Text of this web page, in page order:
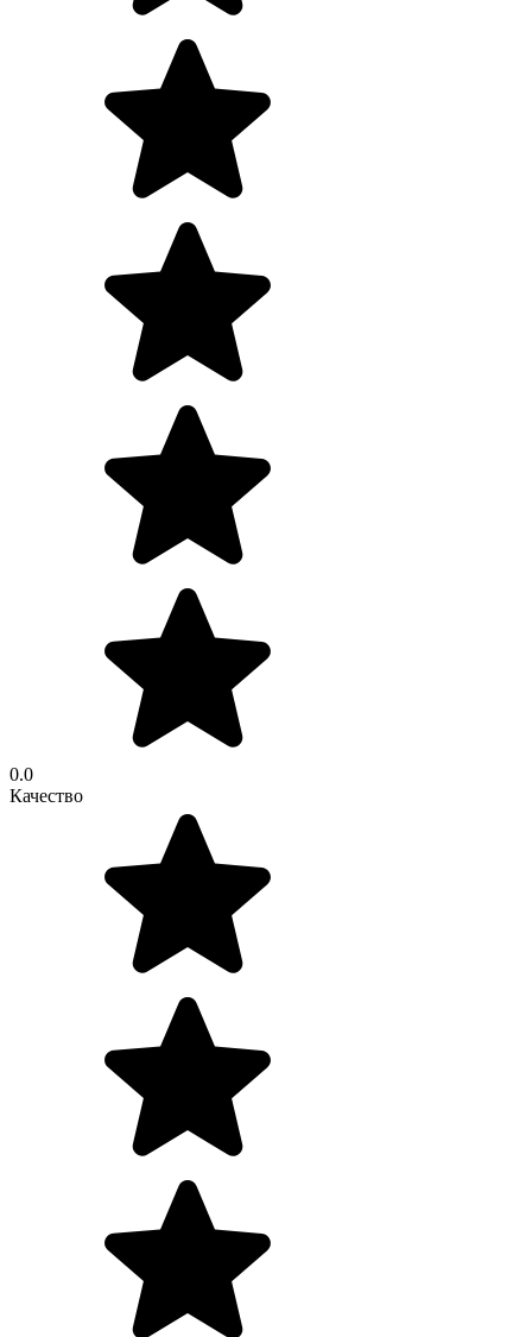
0.0
Качество